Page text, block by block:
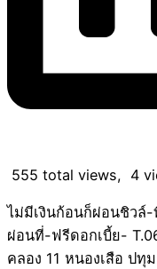
555 total views, 4
ไม่มีเงินก้อนก็ผ่อนชิวล์
ผ่อนที่-ฟรีดอกเบี้ย-
คลอง 11 หนองเสือ ปทุ